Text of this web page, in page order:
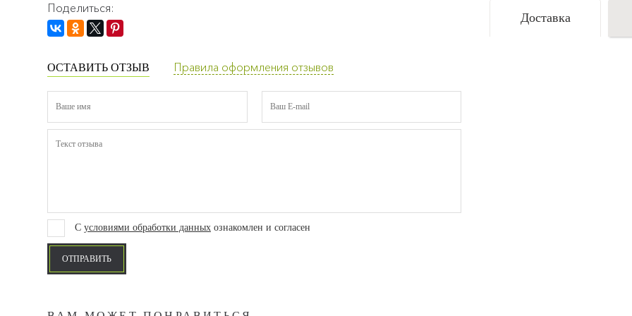
Поделиться:
ОСТАВИТЬ ОТЗЫВ Правила оформления отзывов
С условиями обработки данных ознакомлен и согласен
ОТПРАВИТЬ
Доставка